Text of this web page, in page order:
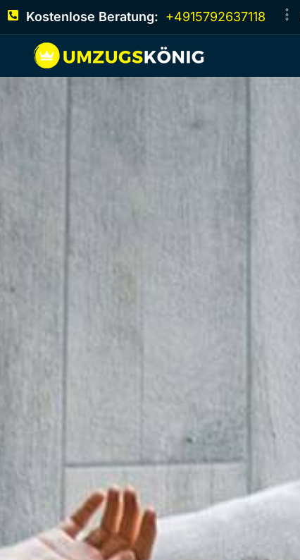
Kostenlose Beratung: +4915792637118